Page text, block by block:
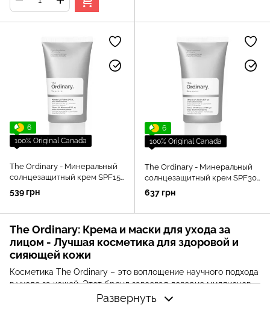
6
100% Original Canada
The Ordinary - Минеральный
солнцезащитный крем SPF15
UV Filters SPF15 with
539 грн
6
100% Original Canada
The Ordinary - Минеральный
солнцезащитный крем SPF30
с антиоксидантами - Mineral
UV Filters SPF30 with
637 грн
The Ordinary: Крема и маски для ухода за
лицом - Лучшая косметика для здоровой и
сияющей кожи
Косметика The Ordinary – это воплощение научного подхода
в уходе за кожей. Этот бренд завоевал доверие миллионов
пользователей благодаря своей простоте, эффективности и
Развернуть